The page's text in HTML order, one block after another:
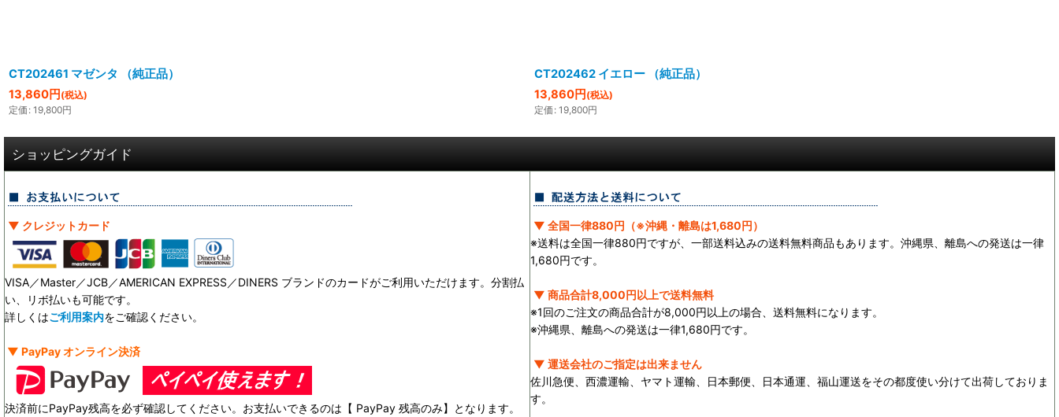
CT202461 マゼンタ （純正品）
13,860円 (税込)
定価 : 19,800円
CT202462 イエロー （純正品）
13,860円 (税込)
定価 : 19,800円
ショッピングガイド
▼ クレジットカード
VISA／Master／JCB／AMERICAN EXPRESS／DINERS ブランドのカードがご利用いただけます。分割払
い、リボ払いも可能です。
詳しくはご利用案内をご確認ください。
▼ PayPay オンライン決済
決済前にPayPay残高を必ず確認してください。お支払いできるのは【 PayPay 残高のみ】となります。
▼ 全国一律880円（※沖縄・離島は1,680円）
※送料は全国一律880円ですが、一部送料込みの送料無料商品もあります。沖縄県、離島への発送は一律
1,680円です。
▼ 商品合計8,000円以上で送料無料
※1回のご注文の商品合計が8,000円以上の場合、送料無料になります。
※沖縄県、離島への発送は一律1,680円です。
▼ 運送会社のご指定は出来ません
佐川急便、西濃運輸、ヤマト運輸、日本郵便、日本通運、福山運送をその都度使い分けて出荷しておりま
す。